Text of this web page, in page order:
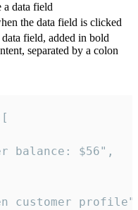
a data field
the data field is clicked
field, added in bold
separated by a colon
balance: $56",
customer